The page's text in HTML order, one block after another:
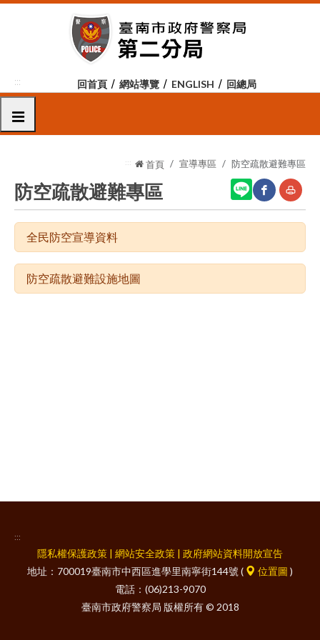
跳
容
塊
::: 回首頁 網站導覽 ENGLISH 回總局
選單
::: 首頁 宣導專區 防空疏散避難專區
防空疏散避難專區
站
享
善
印
全民防空宣導資料
防空疏散避難設施地圖
:::
隱私權保護政策 | 網站安全政策 | 政府網站資料開放宣告
地址：700019臺南市中西區進學里南寧街144號 (
位置圖 )
電話：(06)213-9070
臺南市政府警察局 版權所有 © 2018